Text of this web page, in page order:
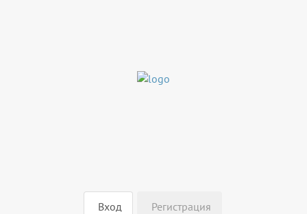
Вход Регистрация